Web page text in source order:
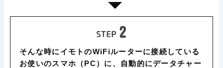
そんな時にイモトのWiFiルーターに接続している
お使いのスマホ（PC）に、自動的にデータチャー